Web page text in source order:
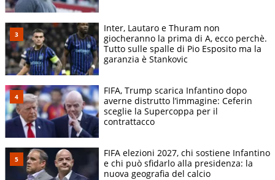
Inter, Lautaro e Thuram non
giocheranno la prima di A, ecco perchè.
Tutto sulle spalle di Pio Esposito ma la
garanzia è Stankovic
FIFA, Trump scarica Infantino dopo
averne distrutto l’immagine: Ceferin
sceglie la Supercoppa per il
contrattacco
FIFA elezioni 2027, chi sostiene Infantino
e chi può sfidarlo alla presidenza: la
nuova geografia del calcio